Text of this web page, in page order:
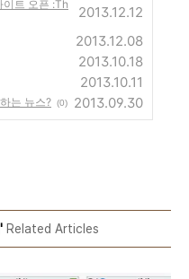
트 오픈 :Th
2013.12.12
2013.12.08
2013.10.18
2013.10.11
는 뉴스? (0) 2013.09.30
Related Articles